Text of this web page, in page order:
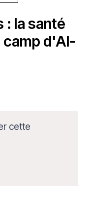
: la santé
camp d'Al-
cette